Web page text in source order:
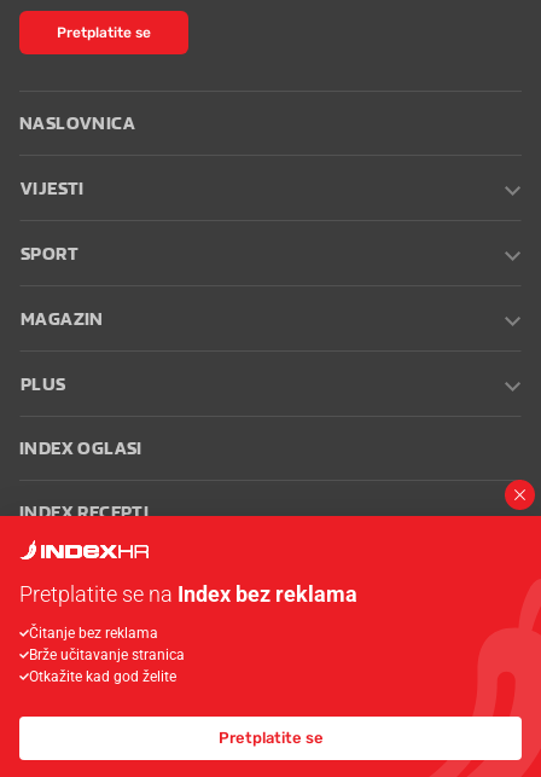
Pretplatite se
NASLOVNICA
VIJESTI
SPORT
MAGAZIN
PLUS
INDEX OGLASI
INDEX RECEPTI
Oglašavanje Zaposli se na Indexu
korištenja
Postavke kolačića
© 2026 Index
Pretplatite se na Index bez reklama
Čitanje bez reklama
Brže učitavanje stranica
Otkažite kad god želite
Pretplatite se